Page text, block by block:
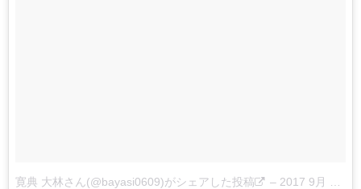
寛典 大林さん(@bayasi0609)がシェアした投稿 – 2017 9月 2 6:03午前 PDT